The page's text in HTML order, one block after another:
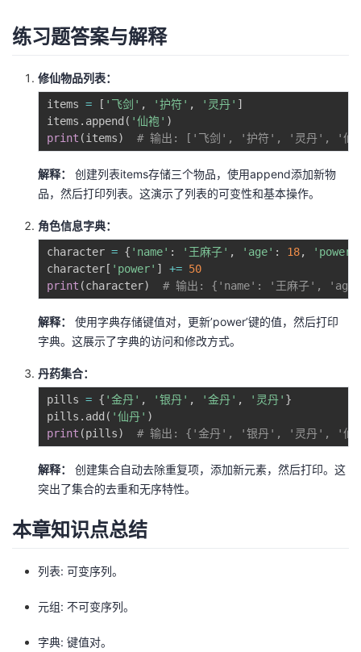
练习题答案与解释
修仙物品列表：
items = [ '飞剑' , '护符' , '灵丹' ]
items . append ( '仙袍' )
print (items) # 输出: ['飞剑', '护符', '灵丹', '仙
解释：
创建列表items存储三个物品，使用append添加新物
品，然后打印列表。这演示了列表的可变性和基本操作。
角色信息字典：
character = { 'name' : '王麻子' , 'age' : 18, 'power'
character [ 'power' ] += 50
print (character) # 输出: {'name': '王麻子',
解释：
使用字典存储键值对，更新’power’键的值，然后打印
字典。这展示了字典的访问和修改方式。
丹药集合：
pills = { '金丹' , '银丹' , '金丹' , '灵丹' }
pills . add ( '仙丹' )
print (pills) # 输出: {'金丹', '银丹', '灵丹', '仙丹
解释：
创建集合自动去除重复项，添加新元素，然后打印。这
突出了集合的去重和无序特性。
本章知识点总结
列表: 可变序列。
元组: 不可变序列。
字典: 键值对。